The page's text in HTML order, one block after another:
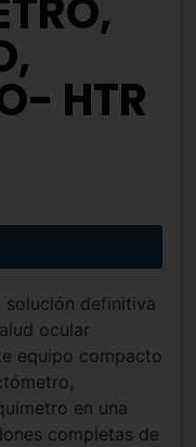
HTR
solución definitiva
ocular
equipo compacto
en una
completas de